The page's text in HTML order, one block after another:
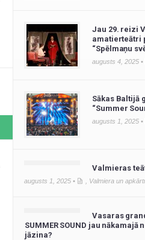
Jau 29. reizi
amatierteātri
“Spēlmaņu
augusts 4, 2025 •
Sākas Baltijā
“Summer
augusts 1, 2025 •
Valmieras
augusts 1, 2025 • Valmiera un
Vasaras
SUMMER SOUND jau nākamajā
jāzina?